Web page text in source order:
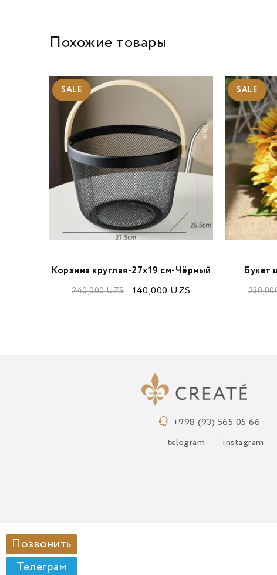
Похожие товары
SALE
Корзина круглая-27х19 см-Чёрный
240,000UZS 140,000 UZS
SALE
Букет
+998 (93) 565 05 66
telegram instagram
Позвонить
Телеграм